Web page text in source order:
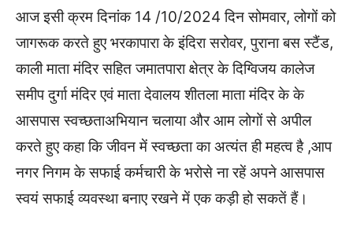
आज इसी क्रम दिनांक 14 /10/2024 दिन सोमवार, लोगों को
जागरूक करते हुए भरकापारा के इंदिरा सरोवर, पुराना बस स्टैंड,
काली माता मंदिर सहित जमातपारा क्षेत्र के दिग्विजय कालेज
समीप दुर्गा मंदिर एवं माता देवालय शीतला माता मंदिर के के
आसपास स्वच्छताअभियान चलाया और आम लोगों से अपील
करते हुए कहा कि जीवन में स्वच्छता का अत्यंत ही महत्व है ,आप
नगर निगम के सफाई कर्मचारी के भरोसे ना रहें अपने आसपास
स्वयं सफाई व्यवस्था बनाए रखने में एक कड़ी हो सकतें हैं।